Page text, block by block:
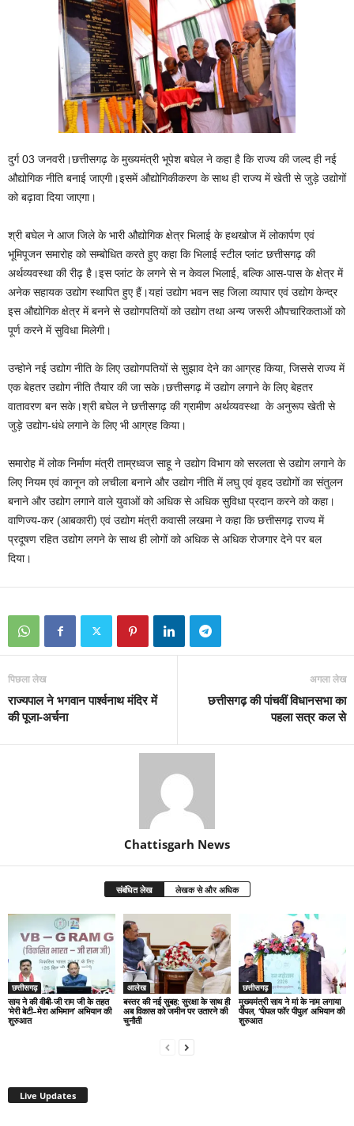
दुर्ग 03 जनवरी।छत्तीसगढ़ के मुख्यमंत्री भूपेश बघेल ने कहा है कि राज्य की जल्द ही नई
औद्योगिक नीति बनाई जाएगी।इसमें औद्योगिकीकरण के साथ ही राज्य में खेती से जुड़े उद्योगों
को बढ़ावा दिया जाएगा।
श्री बघेल ने आज जिले के भारी औद्योगिक क्षेत्र भिलाई के हथखोज में लोकार्पण एवं
भूमिपूजन समारोह को सम्बोधित करते हुए कहा कि भिलाई स्टील प्लांट छत्तीसगढ़ की
अर्थव्यवस्था की रीढ़ है।इस प्लांट के लगने से न केवल भिलाई, बल्कि आस-पास के क्षेत्र में
अनेक सहायक उद्योग स्थापित हुए हैं।यहां उद्योग भवन सह जिला व्यापार एवं उद्योग केन्द्र
इस औद्योगिक क्षेत्र में बनने से उद्योगपतियों को उद्योग तथा अन्य जरूरी औपचारिकताओं को
पूर्ण करने में सुविधा मिलेगी।
उन्होने नई उद्योग नीति के लिए उद्योगपतियों से सुझाव देने का आग्रह किया, जिससे राज्य में
एक बेहतर उद्योग नीति तैयार की जा सके।छत्तीसगढ़ में उद्योग लगाने के लिए बेहतर
वातावरण बन सके।श्री बघेल ने छत्तीसगढ़ की ग्रामीण अर्थव्यवस्था के अनुरूप खेती से
जुड़े उद्योग-धंधे लगाने के लिए भी आग्रह किया।
समारोह में लोक निर्माण मंत्री ताम्रध्वज साहू ने उद्योग विभाग को सरलता से उद्योग लगाने के
लिए नियम एवं कानून को लचीला बनाने और उद्योग नीति में लघु एवं वृहद उद्योगों का संतुलन
बनाने और उद्योग लगाने वाले युवाओं को अधिक से अधिक सुविधा प्रदान करने को कहा।
वाणिज्य-कर (आबकारी) एवं उद्योग मंत्री कवासी लखमा ने कहा कि छत्तीसगढ़ राज्य में
प्रदूषण रहित उद्योग लगने के साथ ही लोगों को अधिक से अधिक रोजगार देने पर बल
दिया।
पिछला लेख
राज्यपाल ने भगवान पार्श्वनाथ मंदिर में
की पूजा-अर्चना
अगला लेख
छत्तीसगढ़ की पांचवीं विधानसभा का
पहला सत्र कल से
Chattisgarh News
संबंधित लेख लेखक से और अधिक
छत्तीसगढ़
साय ने की वीबी-जी राम जी के तहत
‘मेरी बेटी–मेरा अभिमान’ अभियान की
शुरुआत
आलेख
बस्तर की नई सुबह: सुरक्षा के साथ ही
अब विकास को जमीन पर उतारने की
चुनौती
छत्तीसगढ़
मुख्यमंत्री साय ने मां के नाम लगाया
पीपल, ‘पीपल फॉर पीपुल’ अभियान की
शुरुआत
Live Updates